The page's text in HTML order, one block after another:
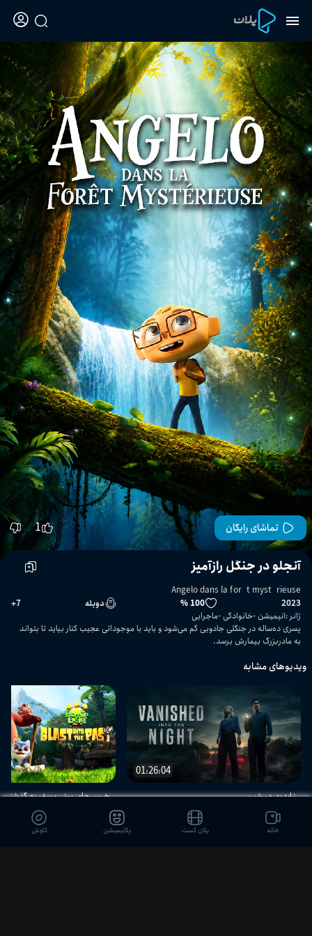
تماشای رایگان 1
آنجلو در جنگل رازآمیز
Angelo dans la forêt mystérieuse
2023
100 % دوبله 7
+
ژانر :انیمیشن خانوادگی ماجرایی
پسری ده‌ساله در جنگلی جادویی گم می‌شود و باید با موجوداتی عجیب کنار بیاید تا بتواند
به مادربزرگ بیمارش برسد.
ویدیوهای مشابه
01:26:04
ناپدید در شب خرس‌های بونی: سفر به گذشته
خانه پلان کست پلانیمیشن کاوش